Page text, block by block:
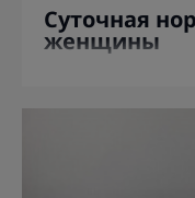
Суточная
женщины